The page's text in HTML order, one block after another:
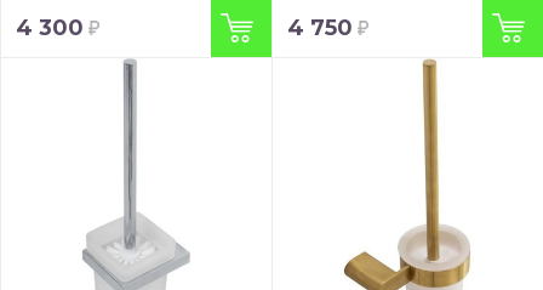
4 300 4 750